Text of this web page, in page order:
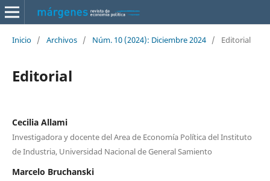
Inicio / Archivos / Núm. 10 (2024): Diciembre 2024 / Editorial
Editorial
Cecilia Allami
Investigadora y docente del Area de Economía Política del Instituto
de Industria, Universidad Nacional de General Samiento
Marcelo Bruchanski